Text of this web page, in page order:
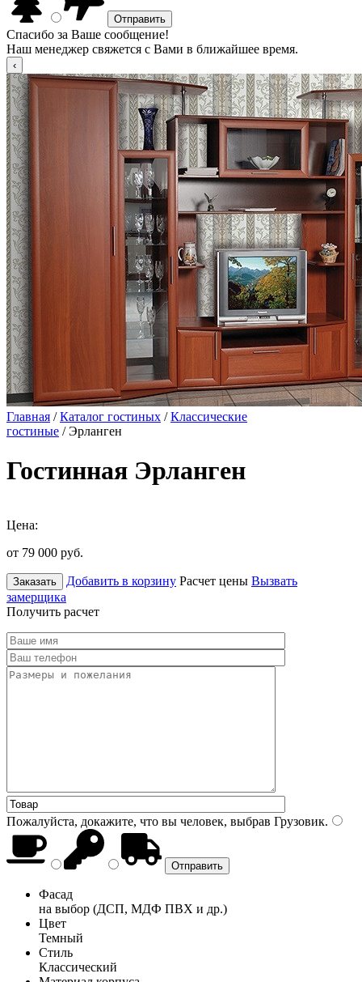
Спасибо за Ваше сообщение!
Наш менеджер свяжется с Вами в ближайшее время.
Главная /Каталог гостиных /Классические
гостиные / Эрланген
Гостинная Эрланген
Цена:
от 79 000 руб.
Заказать Добавить в корзину Расчет цены Вызвать
замерщика
Получить расчет
Пожалуйста, докажите, что вы человек, выбрав Грузовик.
Фасад
на выбор (ДСП, МДФ ПВХ и др.)
Цвет
Темный
Стиль
Классический